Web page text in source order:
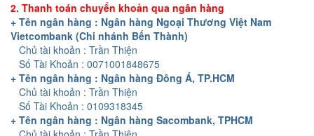
2. Thanh toán chuyển khoản qua ngân hàng
+ Tên ngân hàng : Ngân hàng Ngoại Thương Việt Nam
Vietcombank (Chi nhánh Bến Thành)
Chủ tài khoản : Trần Thiện
Số Tài Khoản : 0071001848675
+ Tên ngân hàng : Ngân hàng Đông Á, TP.HCM
Chủ tài khoản : Trần Thiện
Số Tài Khoản : 0109318345
+ Tên ngân hàng : Ngân hàng Sacombank, TPHCM